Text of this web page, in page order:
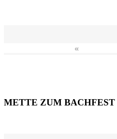
«
METTE ZUM BACHFEST